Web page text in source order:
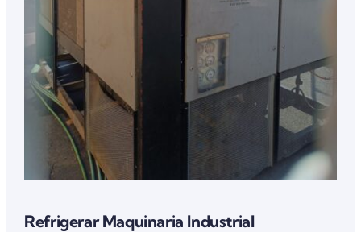
Refrigerar Maquinaria Industrial